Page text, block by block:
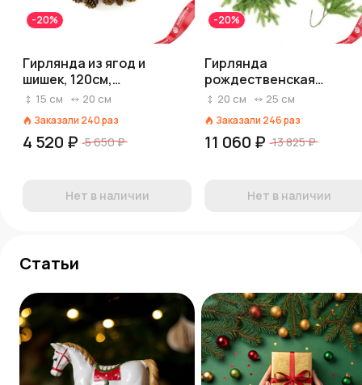
-20%
Гирлянда из ягод и
шишек, 120см,
коричневый/красный
15 см 20 см
Заказали 240раз
4 520 ₽ 5 650 ₽
Нет в наличии
-20%
Гирлянда
рождественская
Версальская (РЕ),
20 см 25 см
Заказали 246раз
11 060 ₽ 13 825 ₽
Нет в наличии
Статьи